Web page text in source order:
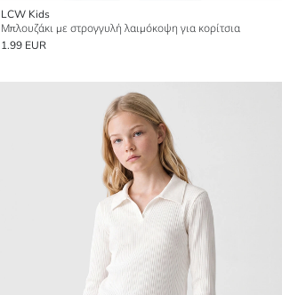
LCW Kids
Μπλουζάκι με στρογγυλή λαιμόκοψη για κορίτσια
1.99 EUR